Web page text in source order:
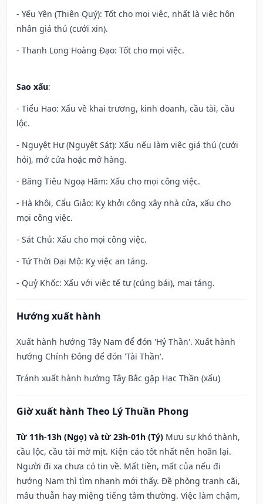
- Yếu Yên (Thiên Quý): Tốt cho mọi việc, nhất là việc hôn
nhân giá thú (cưới xin).
- Thanh Long Hoàng Đạo: Tốt cho mọi việc.
Sao xấu:
- Tiểu Hao: Xấu về khai trương, kinh doanh, cầu tài, cầu
lộc.
- Nguyệt Hư (Nguyệt Sát): Xấu nếu làm việc giá thú (cưới
hỏi), mở cửa hoặc mở hàng.
- Băng Tiêu Ngoạ Hãm: Xấu cho mọi công việc.
- Hà khôi, Cẩu Giảo: Kỵ khởi công xây nhà cửa, xấu cho
mọi công việc.
- Sát Chủ: Xấu cho mọi công việc.
- Tứ Thời Đại Mộ: Kỵ việc an táng.
- Quỷ Khốc: Xấu với việc tế tự (cúng bái), mai táng.
Hướng xuất hành
Xuất hành hướng Tây Nam để đón 'Hỷ Thần'. Xuất hành
hướng Chính Đông để đón 'Tài Thần'.
Tránh xuất hành hướng Tây Bắc gặp Hạc Thần (xấu)
Giờ xuất hành Theo Lý Thuần Phong
Từ 11h-13h (Ngọ) và từ 23h-01h (Tý) Mưu sự khó thành,
cầu lộc, cầu tài mờ mịt. Kiện cáo tốt nhất nên hoãn lại.
Người đi xa chưa có tin về. Mất tiền, mất của nếu đi
hướng Nam thì tìm nhanh mới thấy. Đề phòng tranh cãi,
mâu thuẫn hay miệng tiếng tầm thường. Việc làm chậm,